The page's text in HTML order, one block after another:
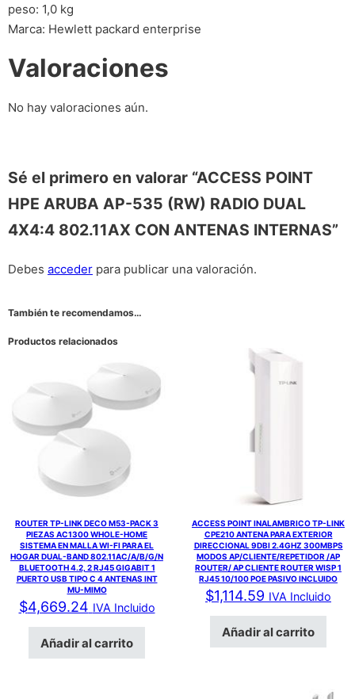
peso: 1,0 kg
Marca: Hewlett packard enterprise
Valoraciones
No hay valoraciones aún.
Sé el primero en valorar “ACCESS POINT
HPE ARUBA AP-535 (RW) RADIO DUAL
4X4:4 802.11AX CON ANTENAS INTERNAS”
Debes acceder para publicar una valoración.
También te recomendamos…
Productos relacionados
ROUTER TP-LINK DECO M53-PACK 3
PIEZAS AC1300 WHOLE-HOME
SISTEMA EN MALLA WI-FI PARA EL
HOGAR DUAL-BAND 802.11AC/A/B/G/N
BLUETOOTH 4.2, 2 RJ45 GIGABIT 1
PUERTO USB TIPO C 4 ANTENAS INT
MU-MIMO
$4,669.24 IVA Incluido
Añadir al carrito
ACCESS POINT INALAMBRICO TP-LINK
CPE210 ANTENA PARA EXTERIOR
DIRECCIONAL 9DBI 2.4GHZ 300MBPS
MODOS AP/CLIENTE/REPETIDOR /AP
ROUTER/ AP CLIENTE ROUTER WISP 1
RJ45 10/100 POE PASIVO INCLUIDO
$1,114.59 IVA Incluido
Añadir al carrito